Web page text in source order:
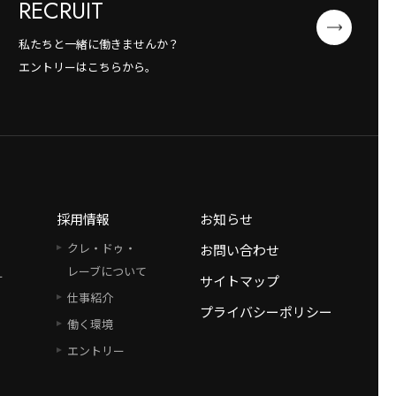
RECRUIT
私たちと一緒に働きませんか？
エントリーはこちらから。
採用情報
クレ・ドゥ・
レーブについて
仕事紹介
働く環境
エントリー
お知らせ
お問い合わせ
サイトマップ
プライバシーポリシー